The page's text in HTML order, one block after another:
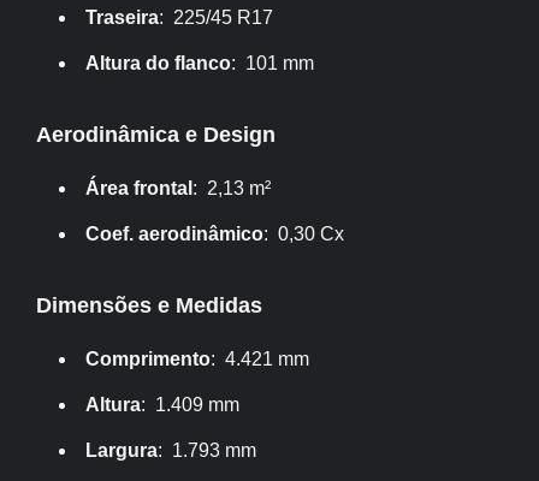
Traseira: 225/45 R17
Altura do flanco: 101 mm
Aerodinâmica e Design
Área frontal : 2,13 m²
Coef. aerodinâmico: 0,30 Cx
Dimensões e Medidas
Comprimento: 4.421 mm
Altura: 1.409 mm
Largura: 1.793 mm